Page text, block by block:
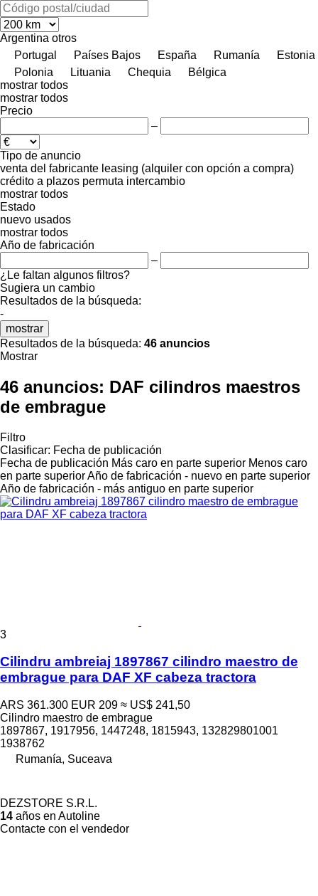
Argentina otros
Portugal
Países Bajos España Rumanía
Estonia
Polonia
Lituania Chequia
Bélgica
mostrar todos
mostrar todos
Precio
–
Tipo de anuncio
venta del fabricante leasing (alquiler con opción a compra)
crédito a plazos permuta intercambio
mostrar todos
Estado
nuevo usados
mostrar todos
Año de fabricación
–
¿Le faltan algunos filtros?
Sugiera un cambio
Resultados de la búsqueda:
-
mostrar
Resultados de la búsqueda: 46 anuncios
Mostrar
46 anuncios: DAF cilindros maestros
de embrague
Filtro
Clasificar: Fecha de publicación
Fecha de publicación Más caro en parte superior Menos caro
en parte superiorAño de fabricación - nuevo en parte superior
Año de fabricación - más antiguo en parte superior
3
Cilindru ambreiaj 1897867 cilindro maestro de
embrague para DAF XF cabeza tractora
ARS 361.300 EUR 209 ≈ US$ 241,50
Cilindro maestro de embrague
1897867, 1917956, 1447248, 1815943, 132829801001
1938762
Rumanía, Suceava
DEZSTORE S.R.L.
14 años en Autoline
Contacte con el vendedor